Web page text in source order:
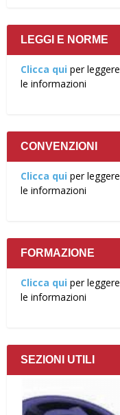
LEGGI E NORME
Clicca qui per leggere
le informazioni
CONVENZIONI
Clicca qui per leggere
le informazioni
FORMAZIONE
Clicca qui per leggere
le informazioni
SEZIONI UTILI